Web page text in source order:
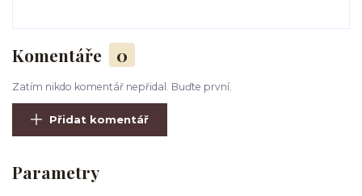
Komentáře 0
Zatím nikdo komentář nepřidal. Buďte první.
Přidat komentář
Parametry